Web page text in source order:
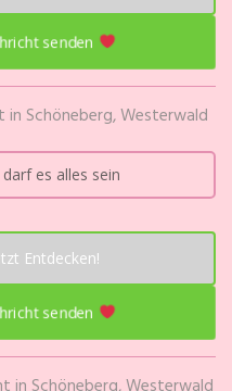
senden
in Schöneberg, Westerwald
es alles sein
Entdecken!
senden